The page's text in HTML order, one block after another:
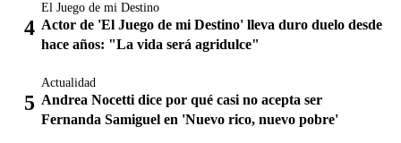
El Juego de mi Destino
Actor de 'El Juego de mi Destino' lleva duro duelo desde
hace años: "La vida será agridulce"
Actualidad
Andrea Nocetti dice por qué casi no acepta ser
Fernanda Samiguel en 'Nuevo rico, nuevo pobre'